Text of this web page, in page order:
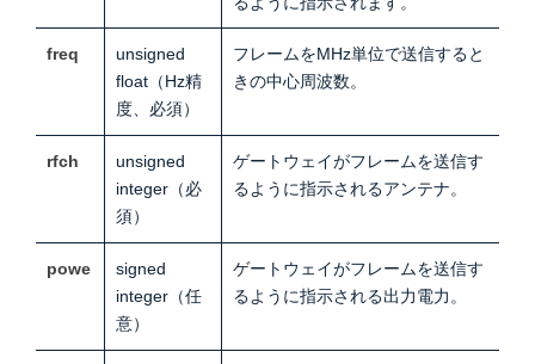
freq
unsigned
float（Hz精
度、必須）
フレームをMHz単位で送信すると
きの中心周波数。
rfch
unsigned
integer （必
須）
ゲートウェイがフレームを送信す
るように指示されるアンテナ。
powe
signed
integer （任
意）
ゲートウェイがフレームを送信す
るように指示される出力電力 。